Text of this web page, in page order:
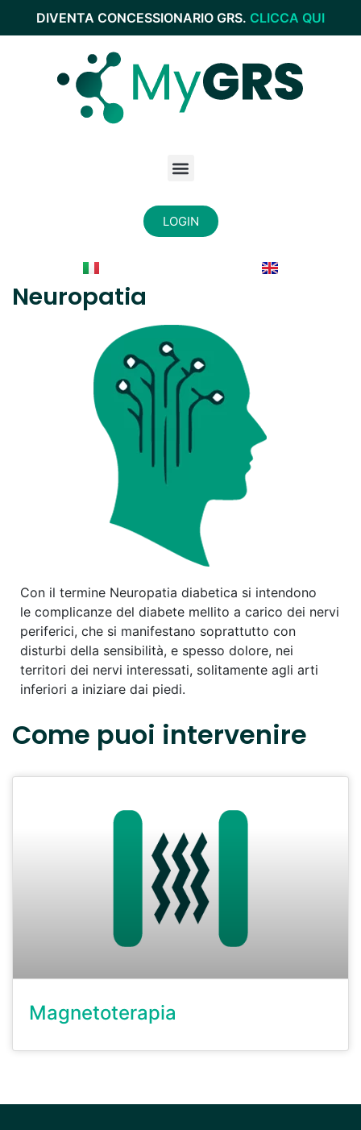
DIVENTA CONCESSIONARIO GRS. CLICCA QUI
LOGIN
Neuropatia
Con il termine Neuropatia diabetica si intendono
le complicanze del diabete mellito a carico dei nervi
periferici, che si manifestano soprattutto con
disturbi della sensibilità, e spesso dolore, nei
territori dei nervi interessati, solitamente agli arti
inferiori a iniziare dai piedi.
Come puoi intervenire
Magnetoterapia